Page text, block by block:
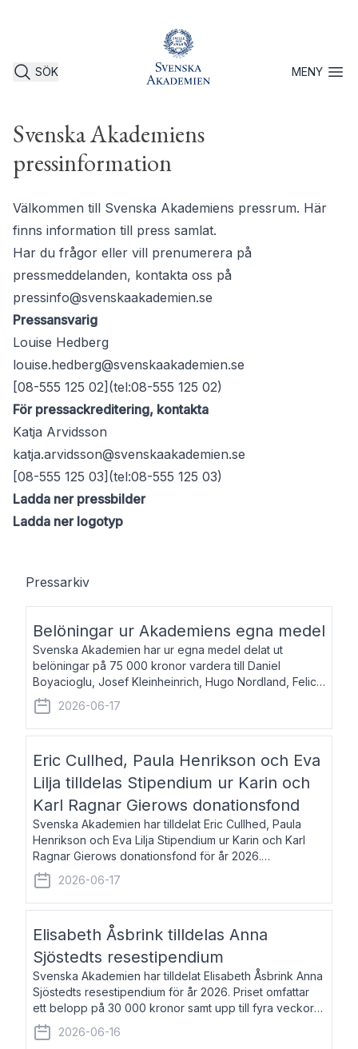
SÖK MENYÖppna
Svenska Akademiens
pressinformation
Välkommen till Svenska Akademiens pressrum. Här
finns information till press samlat.
Har du frågor eller vill prenumerera på
pressmeddelanden, kontakta oss på
pressinfo@svenskaakademien.se
Pressansvarig
Louise Hedberg
louise.hedberg@svenskaakademien.se
[08-555 125 02](tel:08-555 125 02)
För pressackreditering, kontakta
Katja Arvidsson
katja.arvidsson@svenskaakademien.se
[08-555 125 03](tel:08-555 125 03)
Ladda ner pressbilder
Ladda ner logotyp
Pressarkiv
Belöningar ur Akademiens egna medel
Svenska Akademien har ur egna medel delat ut
belöningar på 75 000 kronor vardera till Daniel
Boyacioglu, Josef Kleinheinrich, Hugo Nordland, Felicia
Stenroth och Svante Strandberg. Daniel Boyacioglu,
född 1981, är poet och scenartist. Josef
2026-06-17
Eric Cullhed, Paula Henrikson och Eva
Lilja tilldelas Stipendium ur Karin och
Karl Ragnar Gierows donationsfond
Svenska Akademien har tilldelat Eric Cullhed, Paula
Henrikson och Eva Lilja Stipendium ur Karin och Karl
Ragnar Gierows donationsfond för år 2026.
Stipendiebeloppet är på 70 000 kronor vardera. Eric
Cullhed, född 1985, är professor i grekis
2026-06-17
Elisabeth Åsbrink tilldelas Anna
Sjöstedts resestipendium
Svenska Akademien har tilldelat Elisabeth Åsbrink Anna
Sjöstedts resestipendium för år 2026. Priset omfattar
ett belopp på 30 000 kronor samt upp till fyra veckors
fri vistelse i Akademiens lägenhet i Berlin. Elisabeth
Åsbrink, född 1965 oc
2026-06-16